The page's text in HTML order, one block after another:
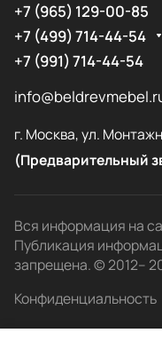
+7 (965) 129-00-85
+7 (499) 714-44-54
+7 (991) 714-44-54
г. Москва, ул.
(Предварительный
Вся информация на
Публикация
запрещена. © 2012–
Конфиденциальность